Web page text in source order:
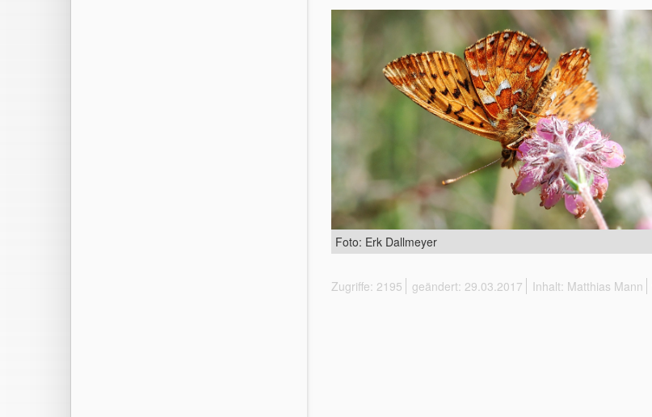
Foto: Erk Dallmeyer
Zugriffe: 2195 geändert: 29.03.2017 Inhalt: Matthias Mann